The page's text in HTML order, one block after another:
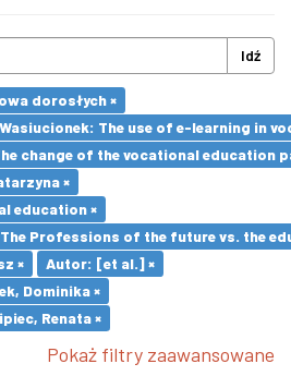
Idź
dorosłych ×
The use of e-learning in
change of the vocational education
×
education ×
Professions of the future vs. the
×
Autor: [et al.] ×
Dominika ×
Renata ×
Pokaż filtry zaawansowane